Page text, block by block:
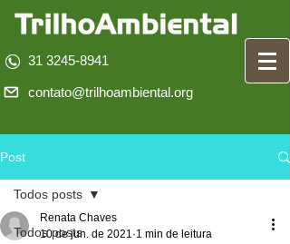
31 3245-8941
contato@trilhoambiental.org
Post
Todos posts
Todos posts
Renata Chaves
10 de jun. de 2021 1 min de leitura